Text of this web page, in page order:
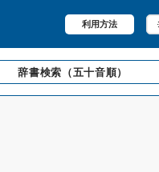
利用方法
辞書検索 （五十音順）